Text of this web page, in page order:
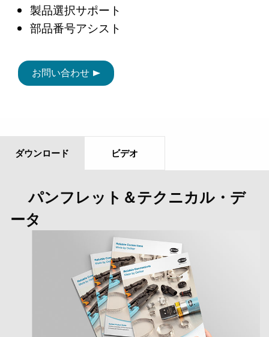
製品選択サポート
部品番号アシスト
お問い合わせ
ダウンロード ビデオ
パンフレット＆テクニカル・デ
ータ